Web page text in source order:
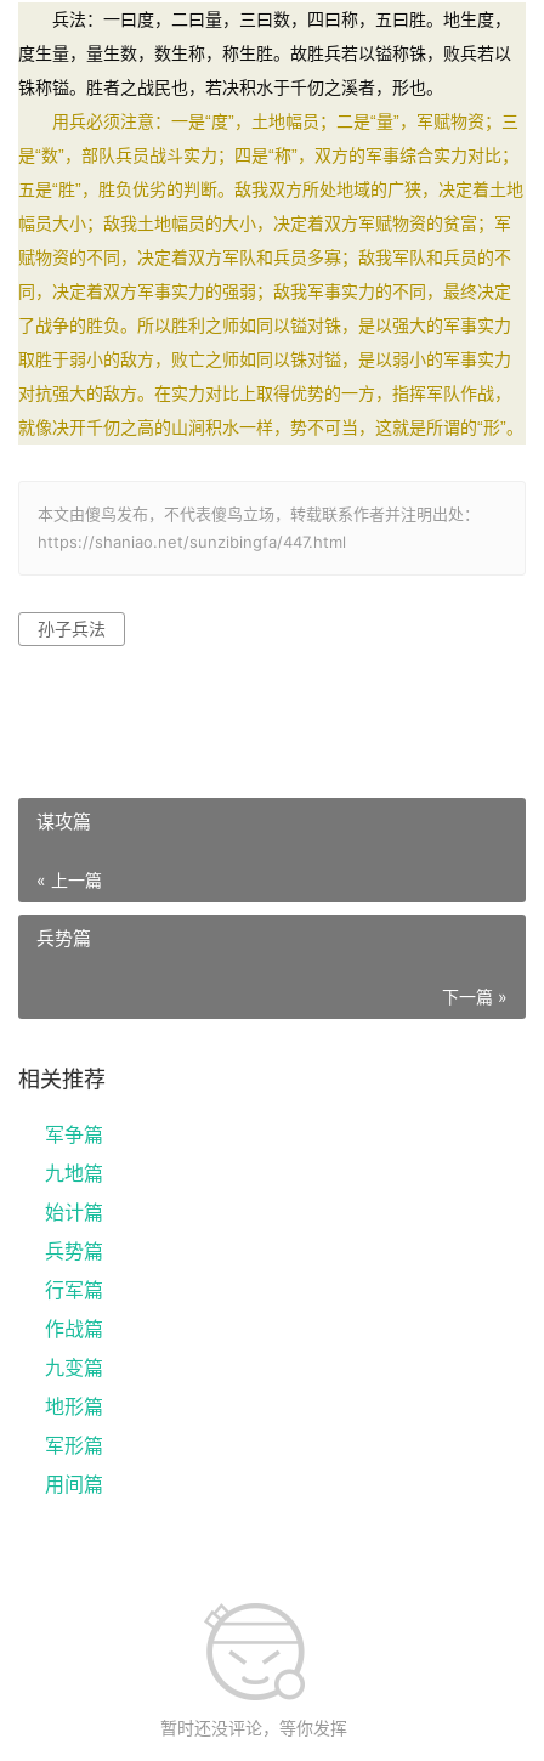
兵法：一曰度，二曰量，三曰数，四曰称，五曰胜。地生度，
度生量，量生数，数生称，称生胜。故胜兵若以镒称铢，败兵若以
铢称镒。胜者之战民也，若决积水于千仞之溪者，形也。
用兵必须注意：一是“度”，土地幅员；二是“量”，军赋物资；三
是“数”，部队兵员战斗实力；四是“称”，双方的军事综合实力对比；
五是“胜”，胜负优劣的判断。敌我双方所处地域的广狭，决定着土地
幅员大小；敌我土地幅员的大小，决定着双方军赋物资的贫富；军
赋物资的不同，决定着双方军队和兵员多寡；敌我军队和兵员的不
同，决定着双方军事实力的强弱；敌我军事实力的不同，最终决定
了战争的胜负。所以胜利之师如同以镒对铢，是以强大的军事实力
取胜于弱小的敌方，败亡之师如同以铢对镒，是以弱小的军事实力
对抗强大的敌方。在实力对比上取得优势的一方，指挥军队作战，
就像决开千仞之高的山涧积水一样，势不可当，这就是所谓的“形”。
本文由傻鸟发布，不代表傻鸟立场，转载联系作者并注明出处：
https://shaniao.net/sunzibingfa/447.html
孙子兵法
谋攻篇
« 上一篇
兵势篇
下一篇 »
相关推荐
军争篇
九地篇
始计篇
兵势篇
行军篇
作战篇
九变篇
地形篇
军形篇
用间篇
暂时还没评论，等你发挥